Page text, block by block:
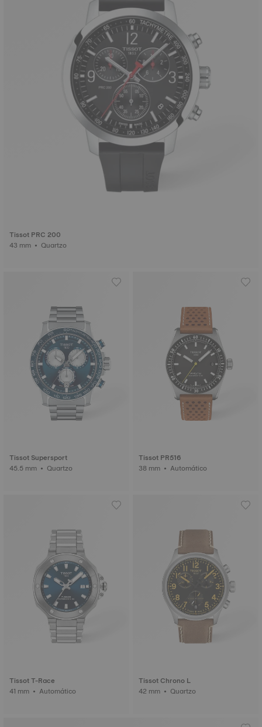
Tissot PRC 200
43 mm • Quartzo
Tissot Supersport
45.5 mm • Quartzo
Tissot PR516
38 mm • Automático
Tissot T-Race
41 mm • Automático
Tissot Chrono L
42 mm • Quartzo